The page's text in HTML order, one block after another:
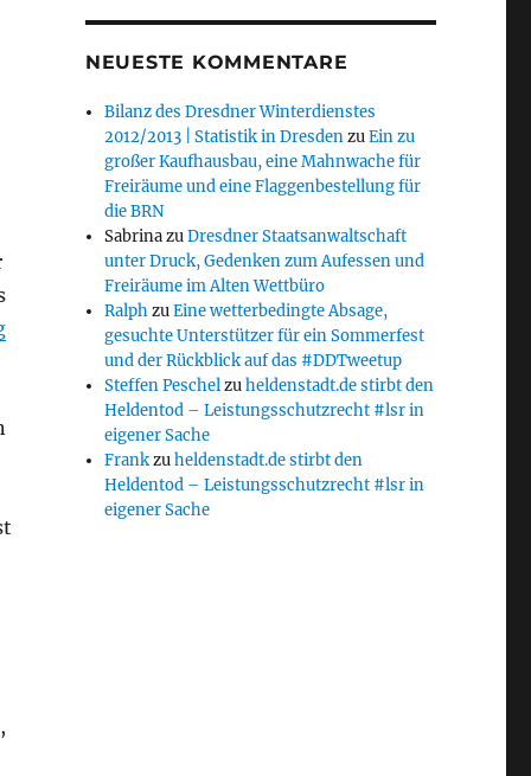
,
NEUESTE KOMMENTARE
Bilanz des Dresdner Winterdienstes
2012/2013 | Statistik in DresdenzuEin zu
großer Kaufhausbau, eine Mahnwache für
Freiräume und eine Flaggenbestellung für
die BRN
SabrinazuDresdner Staatsanwaltschaft
unter Druck, Gedenken zum Aufessen und
Freiräume im Alten Wettbüro
RalphzuEine wetterbedingte Absage,
gesuchte Unterstützer für ein Sommerfest
und der Rückblick auf das #DDTweetup
Steffen Peschelzuheldenstadt.de stirbt den
Heldentod – Leistungsschutzrecht #lsr in
eigener Sache
Frankzuheldenstadt.de stirbt den
Heldentod – Leistungsschutzrecht #lsr in
eigener Sache